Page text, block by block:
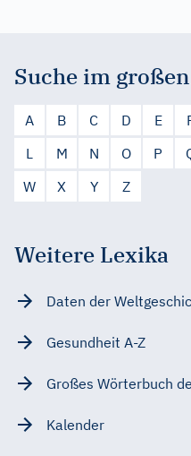
Suche im
A B C D E
L
M N O P
W
X Y Z
Weitere Lexika
Daten der
Gesundheit A-Z
Großes Wörterbuch
Kalender